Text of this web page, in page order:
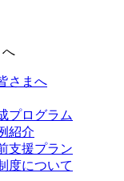
へ
さまへ
プログラム
紹介
支援プラン
度について